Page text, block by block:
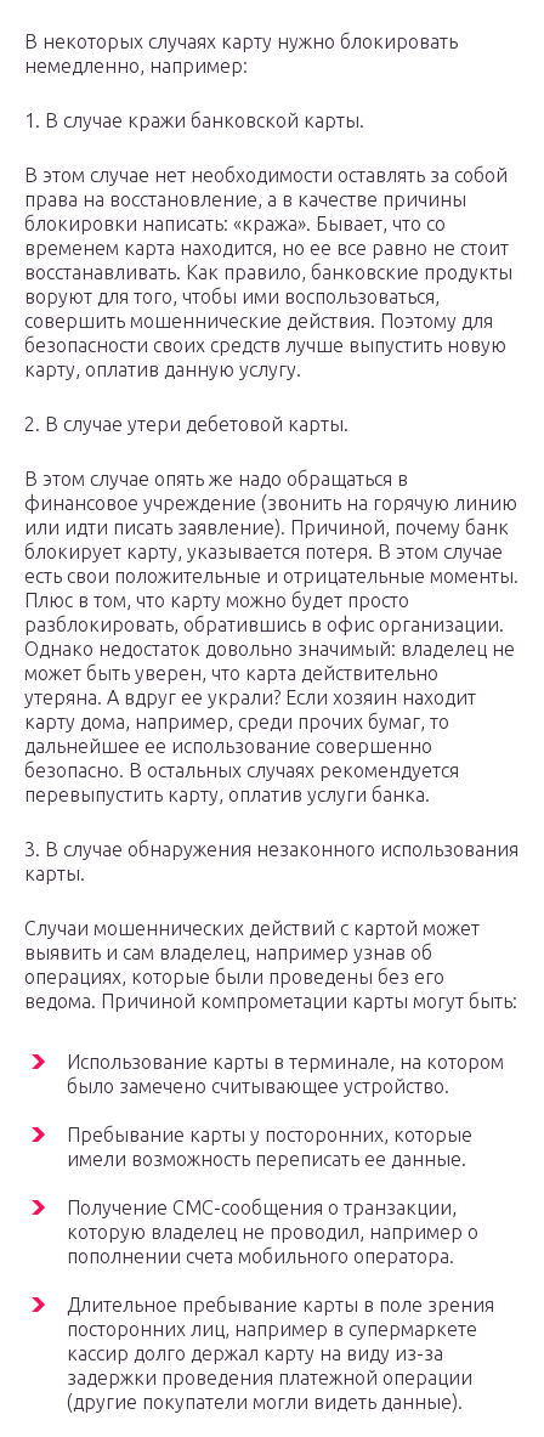
В некоторых случаях карту нужно блокировать
немедленно, например:
1. В случае кражи банковской карты.
В этом случае нет необходимости оставлять за собой
права на восстановление, а в качестве причины
блокировки написать: «кража». Бывает, что со
временем карта находится, но ее все равно не стоит
восстанавливать. Как правило, банковские продукты
воруют для того, чтобы ими воспользоваться,
совершить мошеннические действия. Поэтому для
безопасности своих средств лучше выпустить новую
карту, оплатив данную услугу.
2. В случае утери дебетовой карты.
В этом случае опять же надо обращаться в
финансовое учреждение (звонить на горячую линию
или идти писать заявление). Причиной, почему банк
блокирует карту, указывается потеря. В этом случае
есть свои положительные и отрицательные моменты.
Плюс в том, что карту можно будет просто
разблокировать, обратившись в офис организации.
Однако недостаток довольно значимый: владелец не
может быть уверен, что карта действительно
утеряна. А вдруг ее украли? Если хозяин находит
карту дома, например, среди прочих бумаг, то
дальнейшее ее использование совершенно
безопасно. В остальных случаях рекомендуется
перевыпустить карту, оплатив услуги банка.
3. В случае обнаружения незаконного использования
карты.
Случаи мошеннических действий с картой может
выявить и сам владелец, например узнав об
операциях, которые были проведены без его
ведома. Причиной компрометации карты могут быть:
Использование карты в терминале, на котором
было замечено считывающее устройство.
Пребывание карты у посторонних, которые
имели возможность переписать ее данные.
Получение СМС-сообщения о транзакции,
которую владелец не проводил, например о
пополнении счета мобильного оператора.
Длительное пребывание карты в поле зрения
посторонних лиц, например в супермаркете
кассир долго держал карту на виду из-за
задержки проведения платежной операции
(другие покупатели могли видеть данные).